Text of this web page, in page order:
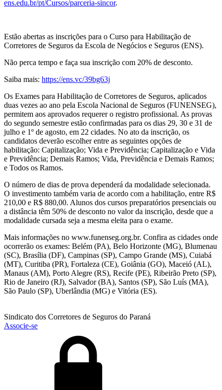
ens.edu.br/pt/Cursos/parceria-sincor.
Estão abertas as inscrições para o Curso para Habilitação de
Corretores de Seguros da Escola de Negócios e Seguros (ENS).
Não perca tempo e faça sua inscrição com 20% de desconto.
Saiba mais: https://ens.vc/39bg63j
Os Exames para Habilitação de Corretores de Seguros, aplicados
duas vezes ao ano pela Escola Nacional de Seguros (FUNENSEG),
permitem aos aprovados requerer o registro profissional. As provas
do segundo semestre estão confirmadas para os dias 29, 30 e 31 de
julho e 1º de agosto, em 22 cidades. No ato da inscrição, os
candidatos deverão escolher entre as seguintes opções de
habilitação: Capitalização; Vida e Previdência; Capitalização e Vida
e Previdência; Demais Ramos; Vida, Previdência e Demais Ramos;
e Todos os Ramos.
O número de dias de prova dependerá da modalidade selecionada.
O investimento também varia de acordo com a habilitação, entre R$
210,00 e R$ 880,00. Alunos dos cursos preparatórios presenciais ou
a distância têm 50% de desconto no valor da inscrição, desde que a
modalidade cursada seja a mesma eleita para o exame.
Mais informações no www.funenseg.org.br. Confira as cidades onde
ocorrerão os exames: Belém (PA), Belo Horizonte (MG), Blumenau
(SC), Brasília (DF), Campinas (SP), Campo Grande (MS), Cuiabá
(MT), Curitiba (PR), Fortaleza (CE), Goiânia (GO), Maceió (AL),
Manaus (AM), Porto Alegre (RS), Recife (PE), Ribeirão Preto (SP),
Rio de Janeiro (RJ), Salvador (BA), Santos (SP), São Luís (MA),
São Paulo (SP), Uberlândia (MG) e Vitória (ES).
Sindicato dos Corretores de Seguros do Paraná
Associe-se